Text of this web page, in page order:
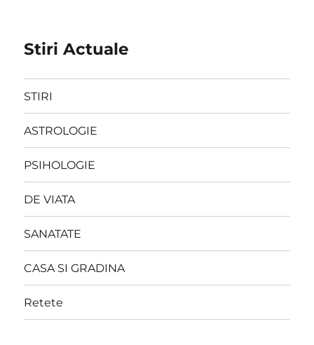
Stiri Actuale
STIRI
ASTROLOGIE
PSIHOLOGIE
DE VIATA
SANATATE
CASA SI GRADINA
Retete